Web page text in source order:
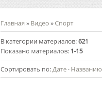
Главная » Видео » Спорт
В категории материалов:621
Показано материалов: 1-15
Сортировать по:Дате · Названию